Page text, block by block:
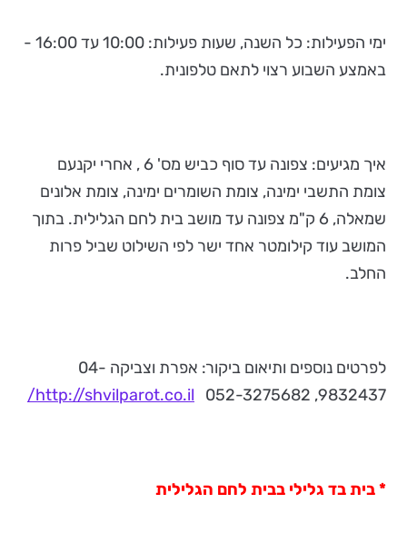
ימי הפעילות: כל השנה, שעות פעילות: 10:00 עד 16:00 -
באמצע השבוע רצוי לתאם טלפונית.
איך מגיעים: צפונה עד סוף כביש מס' 6 , אחרי יקנעם
צומת התשבי ימינה, צומת השומרים ימינה, צומת אלונים
שמאלה, 6 ק"מ צפונה עד מושב בית לחם הגלילית. בתוך
המושב עוד קילומטר אחד ישר לפי השילוט שביל פרות
החלב.
לפרטים נוספים ותיאום ביקור: אפרת וצביקה 04-
9832437, 052-3275682
http://shvilparot.co.il/
* בית בד גלילי בבית לחם הגלילית